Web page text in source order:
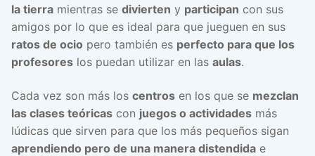
la tierra mientras se divierten y participan con sus
amigos por lo que es ideal para que jueguen en sus
ratos de ocio pero también es perfecto para que los
profesores los puedan utilizar en las aulas.
Cada vez son más los centros en los que se mezclan
las clases teóricas con juegos o actividades más
lúdicas que sirven para que los más pequeños sigan
aprendiendo pero de una manera distendida e